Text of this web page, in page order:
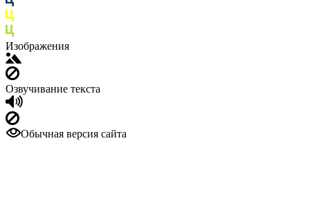
Изображения
Озвучивание текста
Обычная версия сайта